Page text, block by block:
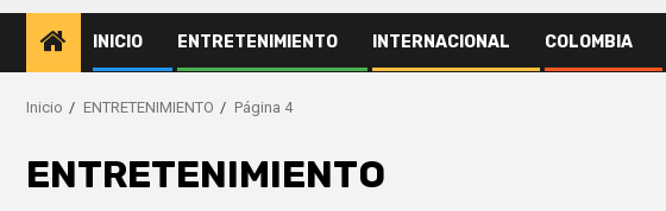
INICIO ENTRETENIMIENTO INTERNACIONAL COLOMBIA
Inicio ENTRETENIMIENTO Página 4
ENTRETENIMIENTO